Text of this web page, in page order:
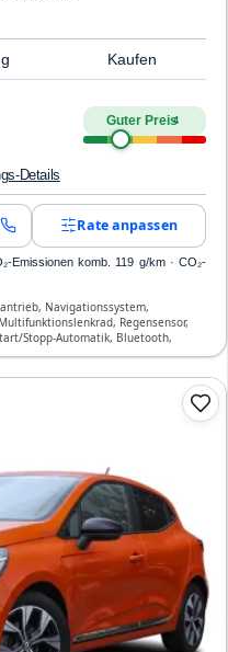
Kaufen
Guter Preis4
Details
Rate anpassen
Emissionen komb. 119 g/km · CO₂-
Navigationssystem,
Regensensor,
Stopp-Automatik, Bluetooth,
ESP, ABS, Klimaautomatik,